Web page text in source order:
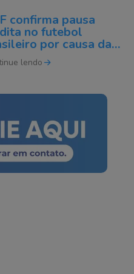
confirma pausa
no futebol
por causa da
do Mundo de 2027
lendo